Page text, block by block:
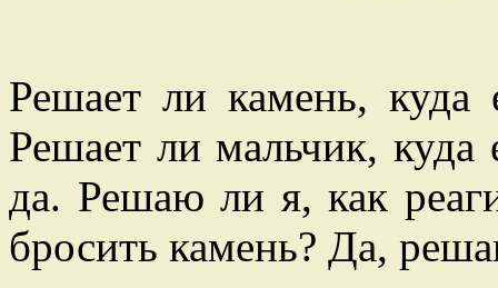
Решает ли камень, куда
Решает ли мальчик,
да. Решаю ли я, как
бросить камень? Да,